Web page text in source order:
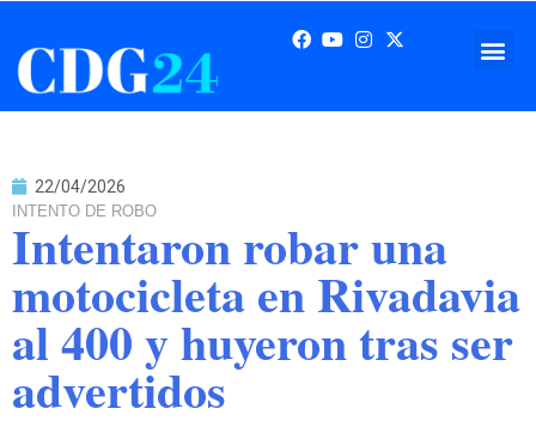
22/04/2026
INTENTO DE ROBO
Intentaron robar una
motocicleta en Rivadavia
al 400 y huyeron tras ser
advertidos